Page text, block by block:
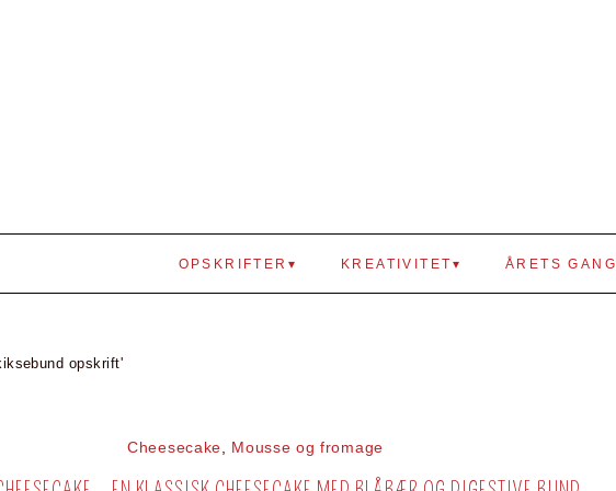
OPSKRIFTER KREATIVITET ÅRETS GANG
opskrift'
Cheesecake, Mousse og fromage